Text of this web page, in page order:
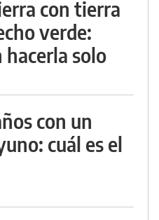
con tierra
verde:
solo
con un
cuál es el